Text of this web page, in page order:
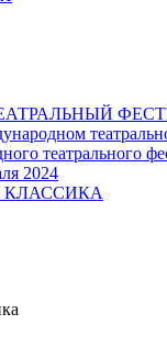
театрального
2024